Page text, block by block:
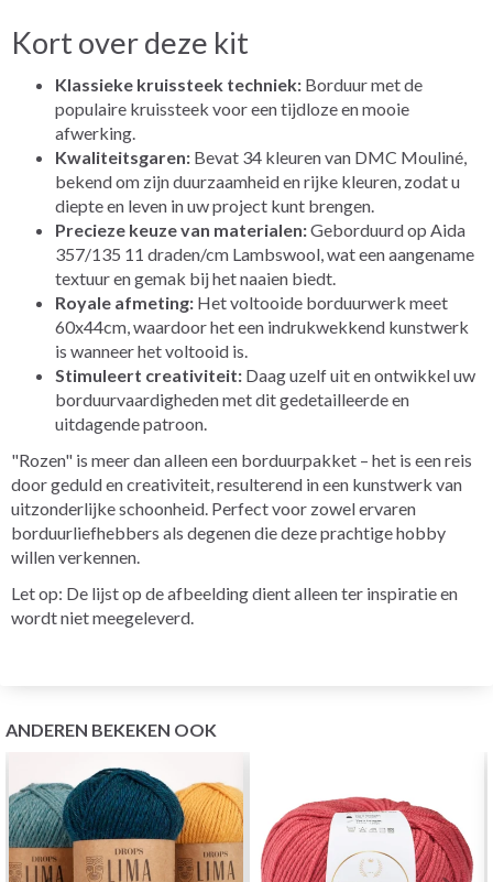
Kort over deze kit
Klassieke kruissteek techniek: Borduur met de
populaire kruissteek voor een tijdloze en mooie
afwerking.
Kwaliteitsgaren: Bevat 34 kleuren van DMC Mouliné,
bekend om zijn duurzaamheid en rijke kleuren, zodat u
diepte en leven in uw project kunt brengen.
Precieze keuze van materialen:Geborduurd op Aida
357/135 11 draden/cm Lambswool, wat een aangename
textuur en gemak bij het naaien biedt.
Royale afmeting: Het voltooide borduurwerk meet
60x44cm, waardoor het een indrukwekkend kunstwerk
is wanneer het voltooid is.
Stimuleert creativiteit: Daag uzelf uit en ontwikkel uw
borduurvaardigheden met dit gedetailleerde en
uitdagende patroon.
"Rozen" is meer dan alleen een borduurpakket – het is een reis
door geduld en creativiteit, resulterend in een kunstwerk van
uitzonderlijke schoonheid. Perfect voor zowel ervaren
borduurliefhebbers als degenen die deze prachtige hobby
willen verkennen.
Let op: De lijst op de afbeelding dient alleen ter inspiratie en
wordt niet meegeleverd.
ANDEREN BEKEKEN OOK